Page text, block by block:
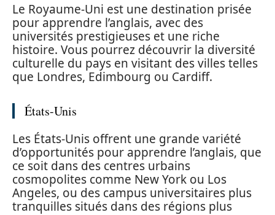
Le Royaume-Uni est une destination prisée
pour apprendre l’anglais, avec des
universités prestigieuses et une riche
histoire. Vous pourrez découvrir la diversité
culturelle du pays en visitant des villes telles
que Londres, Edimbourg ou Cardiff.
États-Unis
Les États-Unis offrent une grande variété
d’opportunités pour apprendre l’anglais, que
ce soit dans des centres urbains
cosmopolites comme New York ou Los
Angeles, ou des campus universitaires plus
tranquilles situés dans des régions plus